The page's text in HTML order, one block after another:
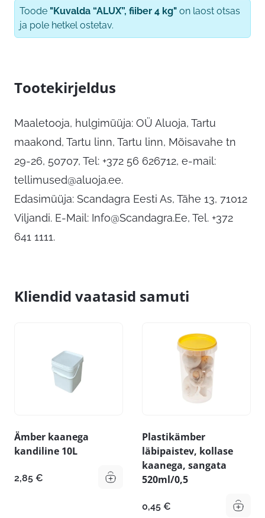
Toode "Kuvalda “ALUX”, fiiber 4 kg" on laost otsas
ja pole hetkel ostetav.
Tootekirjeldus
Maaletooja, hulgimüüja: OÜ Aluoja, Tartu
maakond, Tartu linn, Tartu linn, Mõisavahe tn
29-26, 50707, Tel: +372 56 626712, e-mail:
tellimused@aluoja.ee.
Edasimüüja: Scandagra Eesti As, Tähe 13, 71012
Viljandi. E-Mail: Info@Scandagra.Ee, Tel. +372
641 1111.
Kliendid vaatasid samuti
Ämber kaanega
kandiline 10L
2,85 €
Plastikämber
läbipaistev, kollase
kaanega, sangata
520ml/0,5
0,45 €